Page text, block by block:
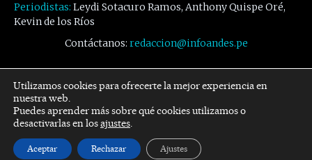
Periodistas: Leydi Sotacuro Ramos, Anthony Quispe Oré,
Kevin de los Ríos
Contáctanos: redaccion@infoandes.pe
Síguenos
Facebook Twitter Youtube
Utilizamos cookies para ofrecerte la mejor experiencia en
nuestra web.
Puedes aprender más sobre qué cookies utilizamos o
desactivarlas en losajustes.
Aceptar Rechazar Ajustes